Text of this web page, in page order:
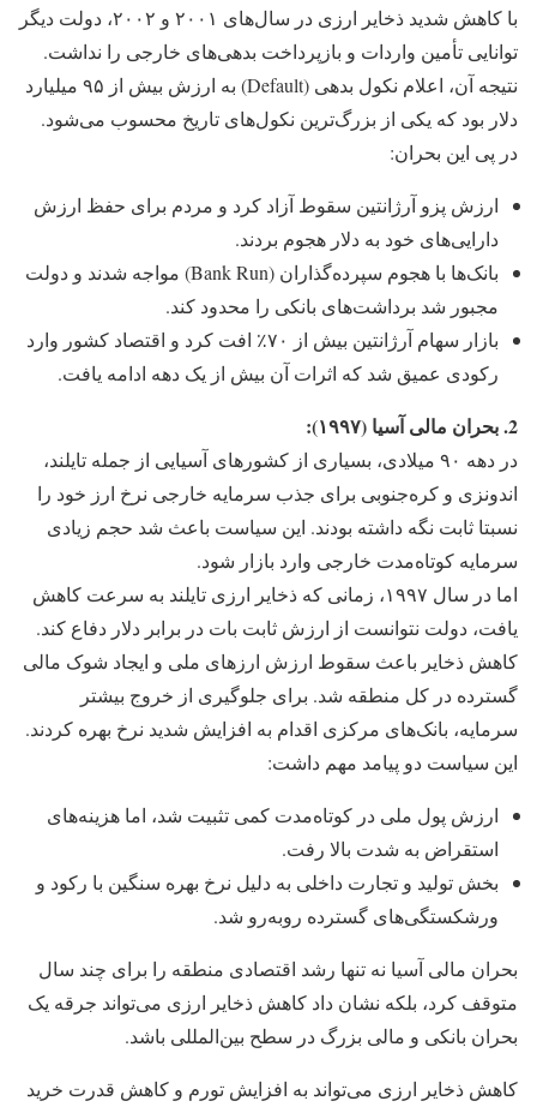
با کاهش شدید ذخایر ارزی در سال‌های ۲۰۰۱ و ۲۰۰۲، دولت دیگر
توانایی تأمین واردات و بازپرداخت بدهی‌های خارجی را نداشت.
نتیجه آن، اعلام نکول بدهی (Default) به ارزش بیش از ۹۵ میلیارد
دلار بود که یکی از بزرگ‌ترین نکول‌های تاریخ محسوب می‌شود.
در پی این بحران:
ارزش پزو آرژانتین سقوط آزاد کرد و مردم برای حفظ ارزش
دارایی‌های خود به دلار هجوم بردند.
بانک‌ها با هجوم سپرده‌گذاران (Bank Run) مواجه شدند و دولت
مجبور شد برداشت‌های بانکی را محدود کند.
بازار سهام آرژانتین بیش از ۷۰٪ افت کرد و اقتصاد کشور وارد
رکودی عمیق شد که اثرات آن بیش از یک دهه ادامه یافت.
2. بحران مالی آسیا (۱۹۹۷):
در دهه ۹۰ میلادی، بسیاری از کشورهای آسیایی از جمله تایلند،
اندونزی و کره‌جنوبی برای جذب سرمایه خارجی نرخ ارز خود را
نسبتا ثابت نگه داشته بودند. این سیاست باعث شد حجم زیادی
سرمایه کوتاه‌مدت خارجی وارد بازار شود.
اما در سال ۱۹۹۷، زمانی که ذخایر ارزی تایلند به سرعت کاهش
یافت، دولت نتوانست از ارزش ثابت بات در برابر دلار دفاع کند.
کاهش ذخایر باعث سقوط ارزش ارزهای ملی و ایجاد شوک مالی
گسترده در کل منطقه شد. برای جلوگیری از خروج بیشتر
سرمایه، بانک‌های مرکزی اقدام به افزایش شدید نرخ بهره کردند.
این سیاست دو پیامد مهم داشت:
ارزش پول ملی در کوتاه‌مدت کمی تثبیت شد، اما هزینه‌های
استقراض به شدت بالا رفت.
بخش تولید و تجارت داخلی به دلیل نرخ بهره سنگین با رکود و
ورشکستگی‌های گسترده روبه‌رو شد.
بحران مالی آسیا نه تنها رشد اقتصادی منطقه را برای چند سال
متوقف کرد، بلکه نشان داد کاهش ذخایر ارزی می‌تواند جرقه یک
بحران بانکی و مالی بزرگ در سطح بین‌المللی باشد.
کاهش ذخایر ارزی می‌تواند به افزایش تورم و کاهش قدرت خرید